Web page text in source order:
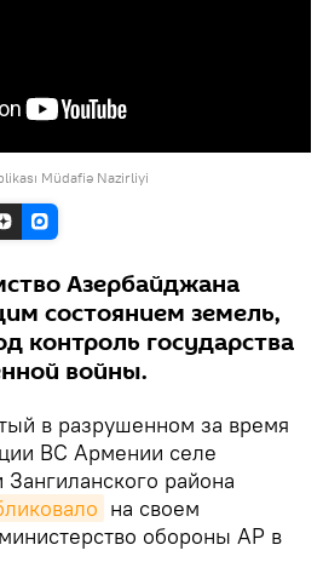
Müdafiə Nazirliyi
Азербайджана
состоянием земель,
контроль государства
войны.
в разрушенном за время
ВС Армении селе
района
на своем
обороны АР в